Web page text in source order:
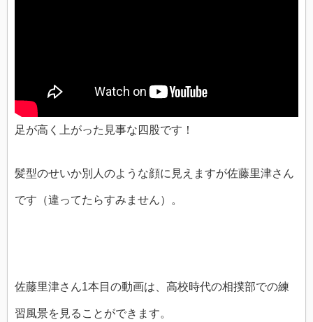
足が高く上がった見事な四股です！
髪型のせいか別人のような顔に見えますが佐藤里津さん
です（違ってたらすみません）。
佐藤里津さん1本目の動画は、高校時代の相撲部での練
習風景を見ることができます。